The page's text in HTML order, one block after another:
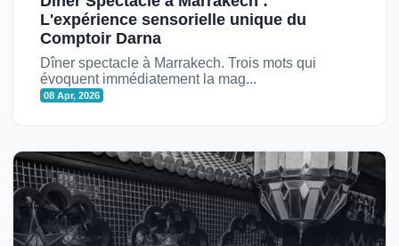
L'expérience sensorielle unique du
Comptoir Darna
Dîner spectacle à Marrakech. Trois mots qui
évoquent immédiatement la mag...
08 Apr, 2026